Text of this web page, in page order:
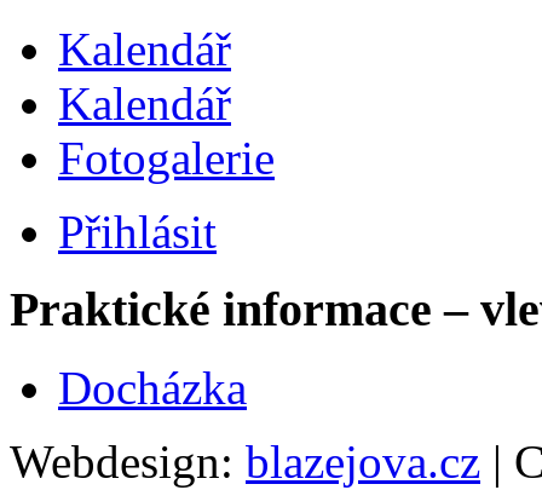
Kalendář
Kalendář
Fotogalerie
Přihlásit
Praktické informace –
Docházka
Webdesign: blazejova.cz |